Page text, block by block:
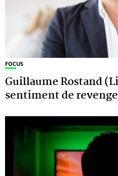
FOCUS
Guillaume Rostand
sentiment de